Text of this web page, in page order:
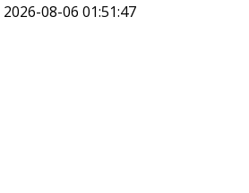
2026-08-06 01:51:47